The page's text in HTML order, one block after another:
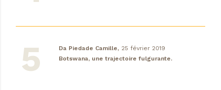
Da Piedade Camille, 25 février 2019
Botswana, une trajectoire fulgurante.